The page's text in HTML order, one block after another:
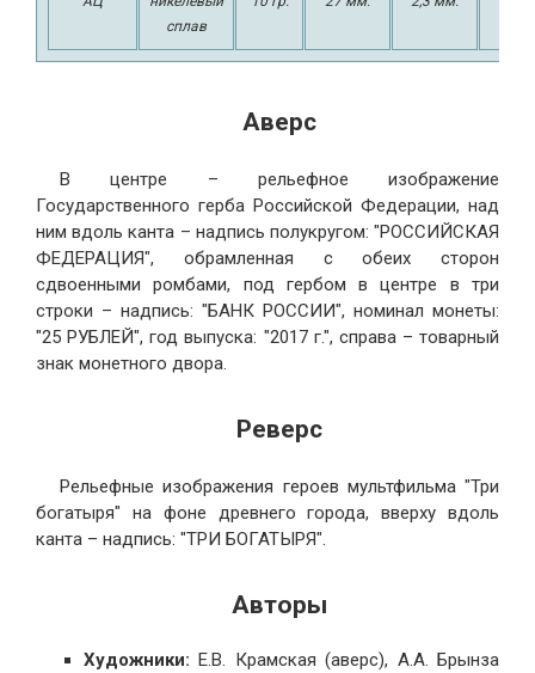
сплав
Аверс
В центре – рельефное изображение
Государственного герба Российской Федерации, над
ним вдоль канта – надпись полукругом: "РОССИЙСКАЯ
ФЕДЕРАЦИЯ", обрамленная с обеих сторон
сдвоенными ромбами, под гербом в центре в три
строки – надпись: "БАНК РОССИИ", номинал монеты:
"25 РУБЛЕЙ", год выпуска: "2017 г.", справа – товарный
знак монетного двора.
Реверс
Рельефные изображения героев мультфильма "Три
богатыря" на фоне древнего города, вверху вдоль
канта – надпись: "ТРИ БОГАТЫРЯ".
Авторы
Художники: Е.В. Крамская (аверс), А.А. Брынза